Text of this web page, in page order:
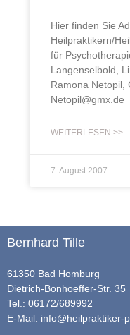
Hier finden Sie
Heilpraktikern/
für
Langenselbold,
Ramona Netopil,
Netopil@gmx.de
WEITERLESEN >>
7. August 2007
Bernhard Tille
61350 Bad Homburg
Dietrich-Bonhoeffer-Str. 35
Tel.: 06172/689992
E-Mail: info@heilpraktiker-